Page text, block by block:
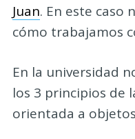
Juan. En este caso
cómo trabajamos
En la universidad
los 3 principios de
orientada a